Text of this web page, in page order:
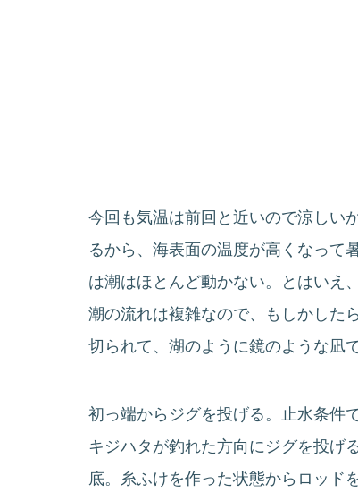
今回も気温は前回と近いので涼しい
るから、海表面の温度が高くなって
は潮はほとんど動かない。とはいえ
潮の流れは複雑なので、もしかした
切られて、湖のように鏡のような凪
初っ端からジグを投げる。止水条件
キジハタが釣れた方向にジグを投げ
底。糸ふけを作った状態からロッド